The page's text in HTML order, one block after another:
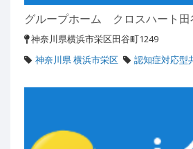
グループホーム クロスハート田
神奈川県横浜市栄区田谷町1249
神奈川県 横浜市栄区
認知症対応型